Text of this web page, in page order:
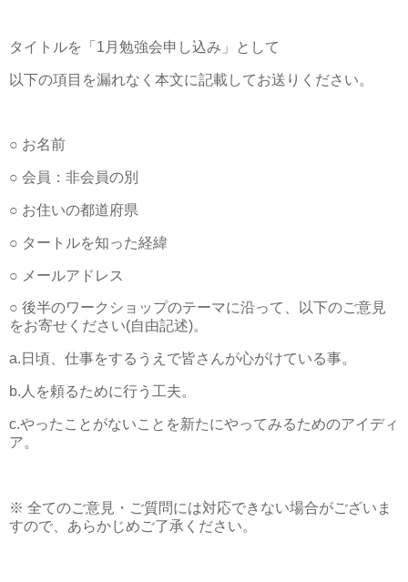
タイトルを「1月勉強会申し込み」として
以下の項目を漏れなく本文に記載してお送りください。
○ お名前
○ 会員：非会員の別
○ お住いの都道府県
○ タートルを知った経緯
○ メールアドレス
○ 後半のワークショップのテーマに沿って、以下のご意見
をお寄せください(自由記述)。
a.日頃、仕事をするうえで皆さんが心がけている事。
b.人を頼るために行う工夫。
c.やったことがないことを新たにやってみるためのアイディ
ア。
※ 全てのご意見・ご質問には対応できない場合がございま
すので、あらかじめご了承ください。